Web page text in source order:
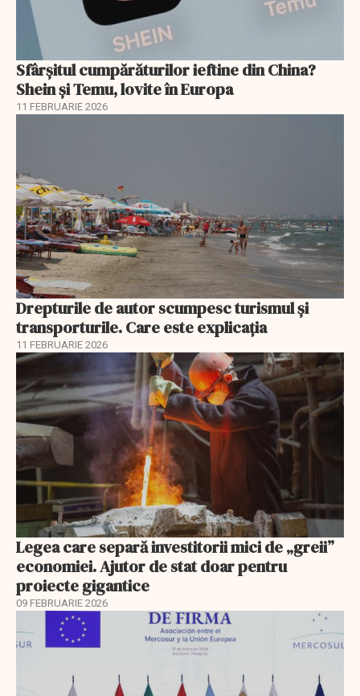
Sfârșitul cumpărăturilor ieftine din China?
Shein și Temu, lovite în Europa
11 FEBRUARIE 2026
Drepturile de autor scumpesc turismul și
transporturile. Care este explicația
11 FEBRUARIE 2026
Legea care separă investitorii mici de „greii”
economiei. Ajutor de stat doar pentru
proiecte gigantice
09 FEBRUARIE 2026